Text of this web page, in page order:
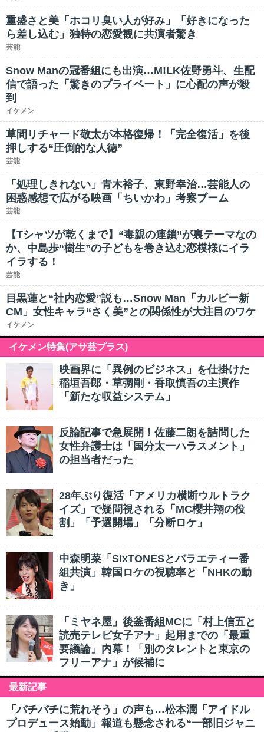
重盛さと美「ホコリ臭い人が好み」「好きになった
ら差し込む」独特の恋愛観に共演者驚き
芸能
Snow Manの冠番組にも出演…M!LK佐野勇斗、生配
信で語った「驚きのプライベート」に心配の声が殺
到
イケメン
草間リチャード敬太が本格復帰！「完全復活」を後
押しする“圧倒的な人徳”
芸能
「処理しきれない」青木裕子、東野幸治…芸能人の
困惑感想で広がる映画「ちいかわ」考察ブーム
芸能
【Tシャツが乾くまで】“毒親の連鎖”が裏テーマなの
か、中島歩“樹生”の子どもを巻き込む恋模様にイラ
イラする！
芸能
目黒蓮と“社内恋愛”説も…Snow Man「カルビー新
CM」女性キャラ“さく美”との関係性が大注目のワケ
イケメン
イケメン特集(アサ芸プラス)
映画界に「異例のビジネス」を仕掛けた
稲垣吾郎・草彅剛・香取慎吾の主演作
「新たな収益システム」
反論記事で急展開！佐藤二朗を詰問した
女性弁護士は「国分太一ハラスメント」
の担当者だった
28年ぶり復活「アメリカ横断ウルトラク
イズ」で疑問視される「MC櫻井翔の役
割」「予選開場」「分断ロケ」
中森明菜「SixTONESとバラエティー番
組共演」韓国ロケの視聴率と「NHKの動
き」
「ミヤネ屋」後釜番組MCに「村上信五と
読売テレビ女子アナ」起用までの「最重
要議論」内幕！「別のタレントと東京の
フリーアナ」が候補に
最新記事
「バチバチに荒れそう」の声も…松本潤「アイドル
プロデュース始動」報道も懸念される“一部旧ジャニ